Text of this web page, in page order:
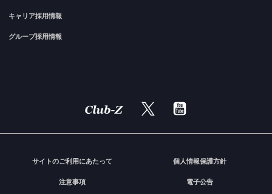
キャリア採用情報
グループ採用情報
サイトのご利用にあたって 個人情報保護方針
注意事項
電子公告